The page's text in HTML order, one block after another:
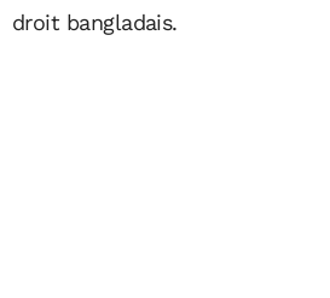
droit bangladais.